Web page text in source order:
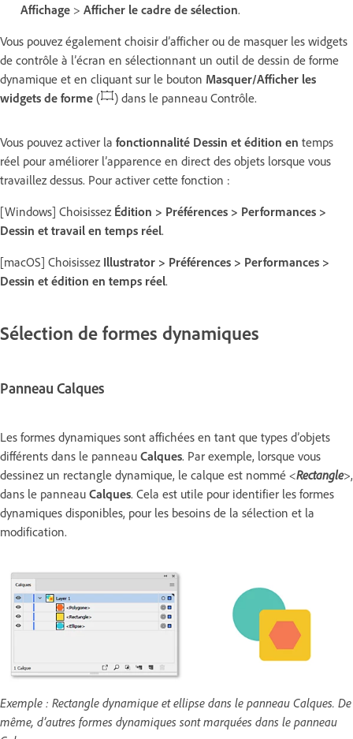
Affichage > Afficher le cadre de sélection.
Vous pouvez également choisir d’afficher ou de masquer les widgets
de contrôle à l’écran en sélectionnant un outil de dessin de forme
dynamique et en cliquant sur le bouton Masquer/Afficher les
widgets de forme ( ) dans le panneau Contrôle.
Vous pouvez activer la fonctionnalité Dessin et édition en temps
réel pour améliorer l’apparence en direct des objets lorsque vous
travaillez dessus. Pour activer cette fonction :
[Windows] Choisissez Édition > Préférences > Performances >
Dessin et travail en temps réel.
[macOS] Choisissez Illustrator > Préférences > Performances >
Dessin et édition en temps réel.
Sélection de formes dynamiques
Panneau Calques
Les formes dynamiques sont affichées en tant que types d’objets
différents dans le panneau Calques. Par exemple, lorsque vous
dessinez un rectangle dynamique, le calque est nommé <Rectangle>,
dans le panneau Calques. Cela est utile pour identifier les formes
dynamiques disponibles, pour les besoins de la sélection et la
modification.
Exemple : Rectangle dynamique et ellipse dans le panneau Calques. De
même, d’autres formes dynamiques sont marquées dans le panneau